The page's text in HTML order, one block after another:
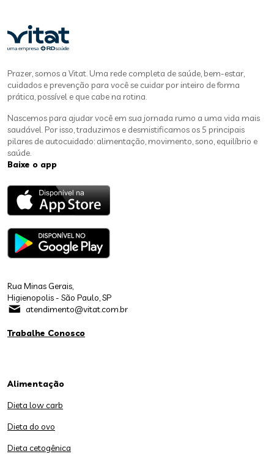
Prazer, somos a Vitat. Uma rede completa de saúde, bem-estar,
cuidados e prevenção para você se cuidar por inteiro de forma
prática, possível e que cabe na rotina.
Nascemos para ajudar você em sua jornada rumo a uma vida mais
saudável. Por isso, traduzimos e desmistificamos os 5 principais
pilares de autocuidado: alimentação, movimento, sono, equilíbrio e
saúde.
Baixe o app
Rua Minas Gerais,
Higienopolis - São Paulo, SP
atendimento@vitat.com.br
Trabalhe Conosco
Alimentação
Dieta low carb
Dieta do ovo
Dieta cetogênica